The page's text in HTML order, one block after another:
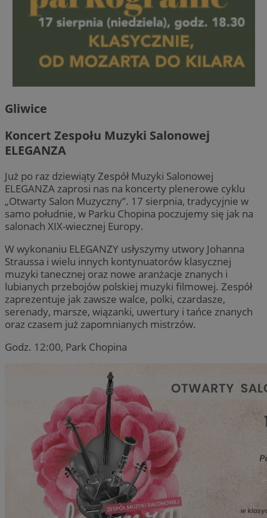
Gliwice
Koncert Zespołu Muzyki Salonowej
ELEGANZA
Już po raz dziewiąty Zespół Muzyki Salonowej
ELEGANZA zaprosi nas na koncerty plenerowe cyklu
„Otwarty Salon Muzyczny”. 17 sierpnia, tradycyjnie w
samo południe, w Parku Chopina poczujemy się jak na
salonach XIX-wiecznej Europy.
W wykonaniu ELEGANZY usłyszymy utwory Johanna
Straussa i wielu innych kontynuatorów klasycznej
muzyki tanecznej oraz nowe aranżacje znanych i
lubianych przebojów polskiej muzyki filmowej. Zespół
zaprezentuje jak zawsze walce, polki, czardasze,
serenady, marsze, wiązanki, uwertury i tańce znanych
oraz czasem już zapomnianych mistrzów.
Godz. 12:00, Park Chopina